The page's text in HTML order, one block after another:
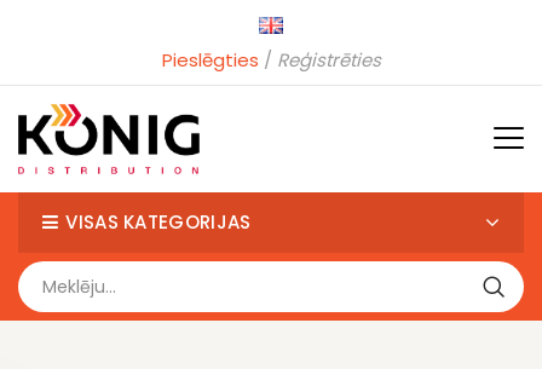
Pieslēgties Reģistrēties
VISAS KATEGORIJAS